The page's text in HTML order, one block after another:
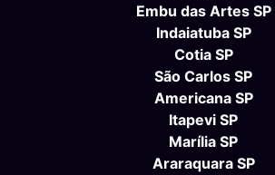
Embu das Artes SP
Indaiatuba SP
Cotia SP
São Carlos SP
Americana SP
Itapevi SP
Marília SP
Araraquara SP